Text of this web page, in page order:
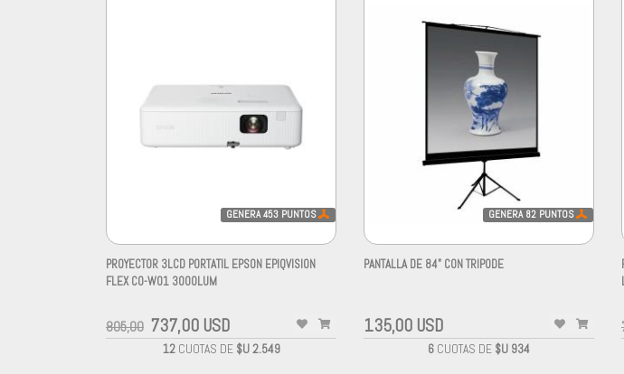
GENERA453 PUNTOS
PROYECTOR 3LCD PORTATIL EPSON EPIQVISION
FLEX CO-W01 3000LUM
805,00 737,00 USD
12CUOTAS DE $U 2.549
GENERA 82 PUNTOS
PANTALLA DE 84" CON TRIPODE
135,00 USD
6 CUOTAS DE $U 934